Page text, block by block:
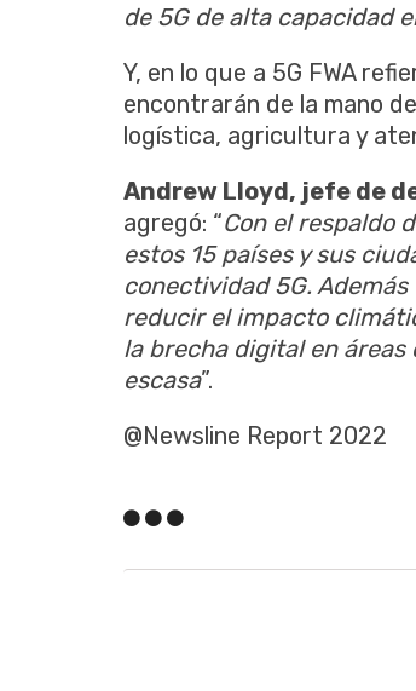
de 5G de alta capacidad
Y, en lo que a 5G FWA
encontrarán de la mano
logística, agricultura y
Andrew Lloyd, jefe de
agregó: “Con el respaldo
estos 15 países y sus
conectividad 5G.
reducir el impacto
la brecha digital en
escasa”.
@Newsline Report 2022